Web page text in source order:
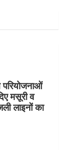
परियोजनाओं
मसूरी व
लाइनों का